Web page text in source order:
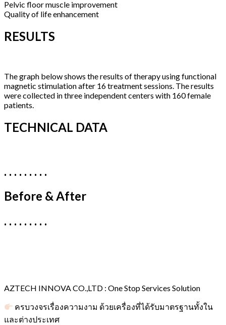
Pelvic floor muscle improvement
Quality of life enhancement
RESULTS
The graph below shows the results of therapy using functional
magnetic stimulation after 16 treatment sessions. The results
were collected in three independent centers with 160 female
patients.
TECHNICAL DATA
. . . . . . . . .
Before & After
. . . . . . . . .
AZTECH INNOVA CO.,LTD : One Stop Services Solution
ครบวงจรเรื่องความงาม ด้วยเครื่องที่ได้รับมาตรฐานทั้งใน
และต่างประเทศ